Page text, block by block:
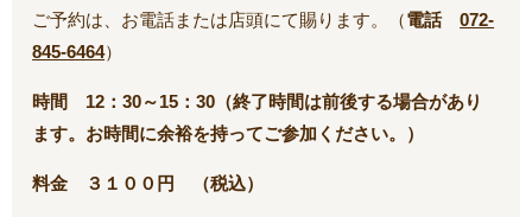
ご予約は、お電話または店頭にて賜ります。（電話072-
845-6464）
時間 12：30～15：30（終了時間は前後する場合があり
ます。お時間に余裕を持ってご参加ください。）
料金 ３１００円 （税込）